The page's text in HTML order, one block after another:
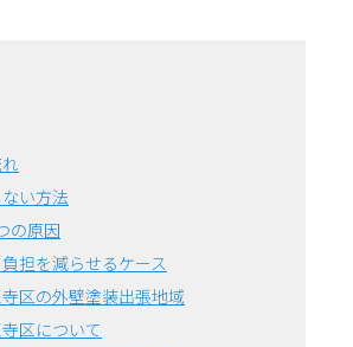
い方法
の原因
担を減らせるケース
区の外壁塗装出張地域
区について